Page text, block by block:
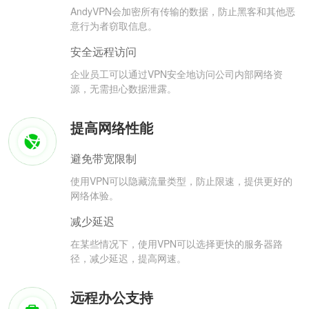
AndyVPN会加密所有传输的数据，防止黑客和其他恶
意行为者窃取信息。
安全远程访问
企业员工可以通过VPN安全地访问公司内部网络资
源，无需担心数据泄露。
提高网络性能
避免带宽限制
使用VPN可以隐藏流量类型，防止限速，提供更好的
网络体验。
减少延迟
在某些情况下，使用VPN可以选择更快的服务器路
径，减少延迟，提高网速。
远程办公支持